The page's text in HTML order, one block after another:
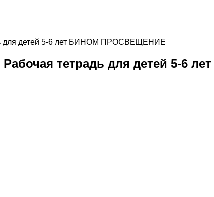
для детей 5-6 лет БИНОМ ПРОСВЕЩЕНИЕ
тетрадь для детей 5-6